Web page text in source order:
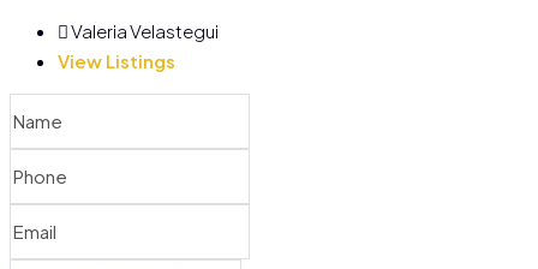
Valeria Velastegui
View Listings